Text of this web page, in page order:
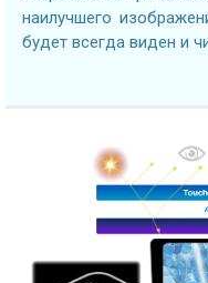
наилучшего
будет всегда виден и